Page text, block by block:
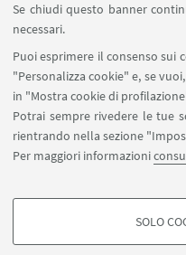
Se chiudi questo banner
necessari.
Puoi esprimere il consenso
"Personalizza cookie" e, se
in "Mostra cookie di
Potrai sempre rivedere le tue
rientrando nella sezione
Per maggiori informazioni
COOKIE DI PROFILAZIONE
SOLO
«
12
elementi
Dipartimento di